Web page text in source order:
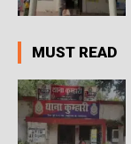
MUST READ